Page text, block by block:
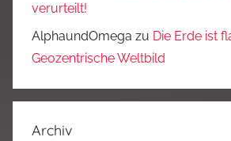
verurteilt!
AlphaundOmega zu Die Erde ist
Geozentrische Weltbild
Archiv